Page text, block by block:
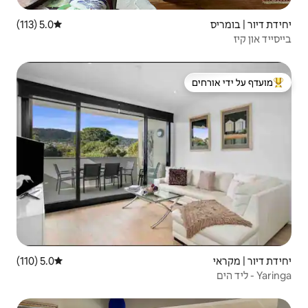
ידי אורחים